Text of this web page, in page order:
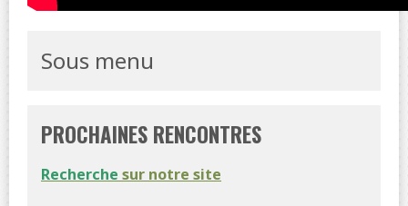
Sous menu
PROCHAINES RENCONTRES
Recherche sur notre site